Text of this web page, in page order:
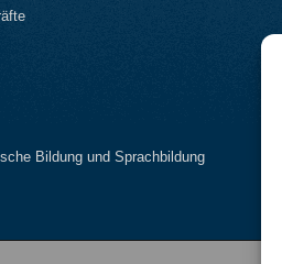
Bildung und Sprachbildung